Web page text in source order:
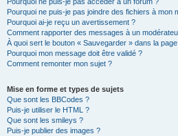
Pourquoi ne puis-je pas joindre des fichiers à mon
Pourquoi ai-je reçu un avertissement ?
Comment rapporter des messages à un
À quoi sert le bouton « Sauvegarder » dans la
Pourquoi mon message doit être validé ?
Comment remonter mon sujet ?
Mise en forme et types de sujets
Que sont les BBCodes ?
Puis-je utiliser le HTML ?
Que sont les smileys ?
Puis-je publier des images ?